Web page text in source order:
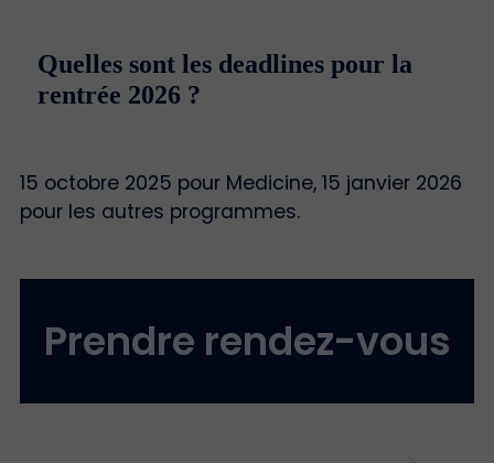
Quelles sont les deadlines pour la
rentrée 2026 ?
15 octobre 2025 pour Medicine, 15 janvier 2026
pour les autres programmes.
Prendre rendez-vous